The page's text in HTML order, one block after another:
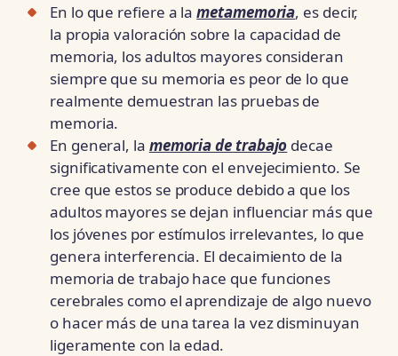
En lo que refiere a lametamemoria, es decir,
la propia valoración sobre la capacidad de
memoria, los adultos mayores consideran
siempre que su memoria es peor de lo que
realmente demuestran las pruebas de
memoria.
En general, la memoria de trabajo decae
significativamente con el envejecimiento. Se
cree que estos se produce debido a que los
adultos mayores se dejan influenciar más que
los jóvenes por estímulos irrelevantes, lo que
genera interferencia. El decaimiento de la
memoria de trabajo hace que funciones
cerebrales como el aprendizaje de algo nuevo
o hacer más de una tarea la vez disminuyan
ligeramente con la edad.